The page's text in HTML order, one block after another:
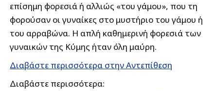
επίσημη φορεσιά ή αλλιώς «του γάμου», που τη
φορούσαν οι γυναίκες στο μυστήριο του γάμου ή
του αρραβώνα. Η απλή καθημερινή φορεσιά των
γυναικών της Κύμης ήταν όλη μαύρη.
Διαβάστε περισσότερα στην Αντεπίθεση
Διαβάστε περισσότερα: